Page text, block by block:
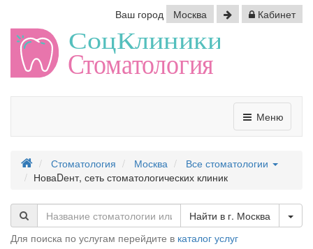
Ваш город Москва Кабинет
Меню
Стоматология Москва
Все стоматологии
НоваDент, сеть стоматологических клиник
Найти в г. Москва
Для поиска по услугам перейдите в каталог услуг